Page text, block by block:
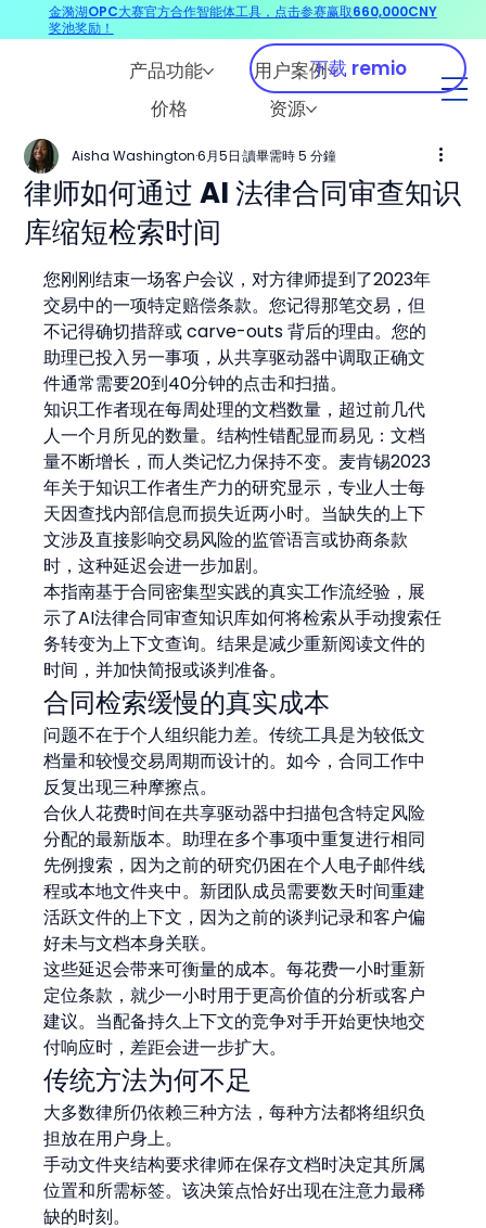
产品功能
用户案例
价格
资源
下载 remio
律师如何通过 AI 法律合同审查知识
库缩短检索时间
Aisha Washington 6月5日 讀畢需時 5 分鐘
您刚刚结束一场客户会议，对方律师提到了2023年
交易中的一项特定赔偿条款。您记得那笔交易，但
不记得确切措辞或 carve-outs 背后的理由。您的
助理已投入另一事项，从共享驱动器中调取正确文
件通常需要20到40分钟的点击和扫描。
知识工作者现在每周处理的文档数量，超过前几代
人一个月所见的数量。结构性错配显而易见：文档
量不断增长，而人类记忆力保持不变。麦肯锡2023
年关于知识工作者生产力的研究显示，专业人士每
天因查找内部信息而损失近两小时。当缺失的上下
文涉及直接影响交易风险的监管语言或协商条款
时，这种延迟会进一步加剧。
本指南基于合同密集型实践的真实工作流经验，展
示了AI法律合同审查知识库如何将检索从手动搜索任
务转变为上下文查询。结果是减少重新阅读文件的
时间，并加快简报或谈判准备。
合同检索缓慢的真实成本
问题不在于个人组织能力差。传统工具是为较低文
档量和较慢交易周期而设计的。如今，合同工作中
反复出现三种摩擦点。
合伙人花费时间在共享驱动器中扫描包含特定风险
分配的最新版本。助理在多个事项中重复进行相同
先例搜索，因为之前的研究仍困在个人电子邮件线
程或本地文件夹中。新团队成员需要数天时间重建
活跃文件的上下文，因为之前的谈判记录和客户偏
好未与文档本身关联。
这些延迟会带来可衡量的成本。每花费一小时重新
定位条款，就少一小时用于更高价值的分析或客户
建议。当配备持久上下文的竞争对手开始更快地交
付响应时，差距会进一步扩大。
传统方法为何不足
大多数律所仍依赖三种方法，每种方法都将组织负
担放在用户身上。
手动文件夹结构要求律师在保存文档时决定其所属
位置和所需标签。该决策点恰好出现在注意力最稀
缺的时刻。
金漪湖OPC大赛官方合作智能体工具，点击参赛赢取660,000CNY
奖池奖励！